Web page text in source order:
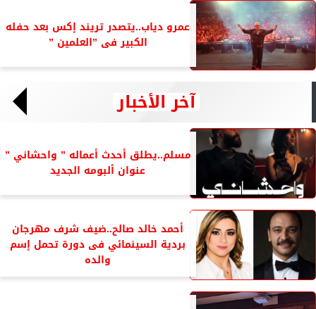
عمرو دياب..يتصدر تريند إكس بعد حفله
الكبير فى ”العلمين ”
آخر الأخبار
مسلم..يطلق أحدث أعماله ” واحشاني ”
عنوان ألبومه الجديد
أحمد خالد صالح..ضيف شرف مهرجان
بردية السينمائي فى دورة تحمل إسم
والده